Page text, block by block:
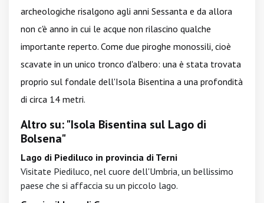
archeologiche risalgono agli anni Sessanta e da allora
non c'è anno in cui le acque non rilascino qualche
importante reperto. Come due piroghe monossili, cioè
scavate in un unico tronco d'albero: una è stata trovata
proprio sul fondale dell'Isola Bisentina a una profondità
di circa 14 metri.
Altro su: "Isola Bisentina sul Lago di
Bolsena"
Lago di Piediluco in provincia di Terni
Visitate Piediluco, nel cuore dell'Umbria, un bellissimo
paese che si affaccia su un piccolo lago.